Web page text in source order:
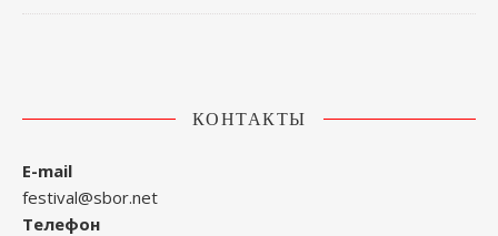
КОНТАКТЫ
E-mail
festival@sbor.net
Телефон